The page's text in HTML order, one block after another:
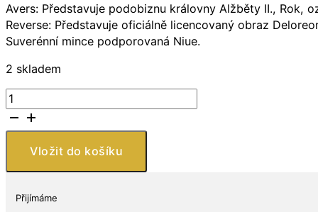
Avers: Představuje podobiznu královny Alžběty II., Rok,
Reverse: Představuje oficiálně licencovaný obraz
Suverénní mince podporovaná Niue.
2 skladem
Niue
Island
$2
Back
the
Future
Vložit do košíku
Přijímáme